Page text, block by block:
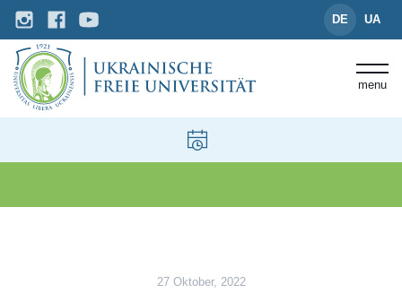
DE UA
menu
27 Oktober, 2022